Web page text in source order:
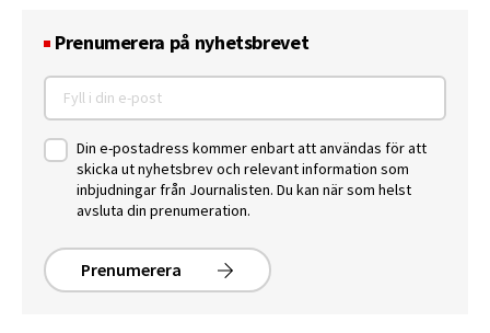
Prenumerera på nyhetsbrevet
Din e-postadress kommer enbart att användas för att
skicka ut nyhetsbrev och relevant information som
inbjudningar från Journalisten. Du kan när som helst
avsluta din prenumeration.
Prenumerera